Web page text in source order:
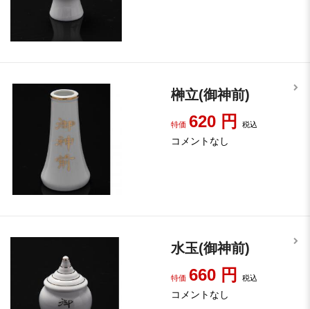
榊立(御神前)
特価 620 円 税込
コメントなし
水玉(御神前)
特価 660 円 税込
コメントなし